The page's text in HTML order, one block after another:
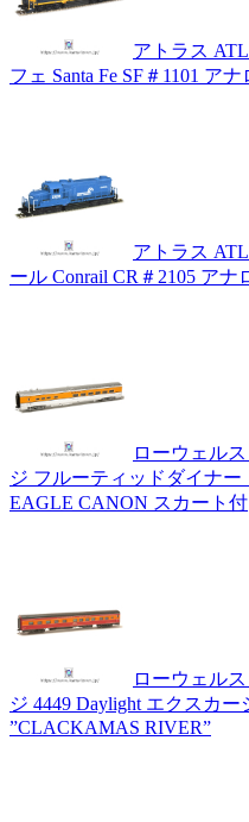
アトラス
フェ Santa Fe SF＃1101 アナ
アトラス
ール Conrail CR＃2105 アナ
ローウェル
ジ フルーティッドダイナ
EAGLE CANON スカート付
ローウェル
ジ 4449 Daylight エクスカ
”CLACKAMAS RIVER”